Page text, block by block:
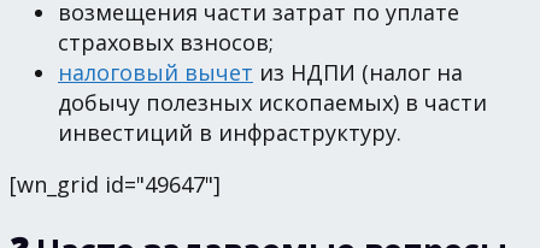
возмещения части затрат по уплате
страховых взносов;
налоговый вычет из НДПИ (налог на
добычу полезных ископаемых) в части
инвестиций в инфраструктуру.
[wn_grid id="49647"]